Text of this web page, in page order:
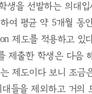
생을 선발하는 의대
여 평균 약 5개월 동
제도를 적용하고 있
제출한 학생은 다음
제도이다 보니 조금
들을 제외하고 거의